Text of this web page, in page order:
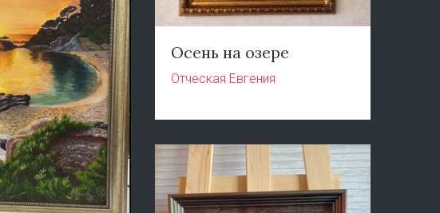
Осень на озере
Отческая Евгения